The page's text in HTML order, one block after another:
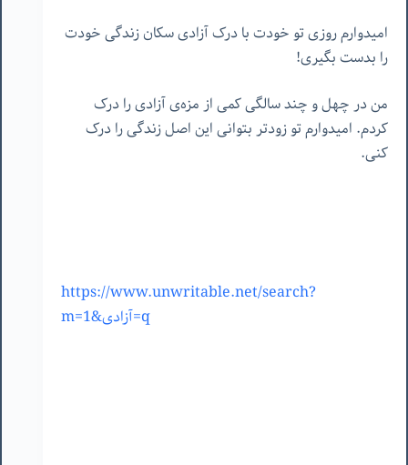
امیدوارم روزی تو خودت با درک آزادی سکان زندگی خودت
را بدست بگیری!
من در چهل و چند سالگی کمی از مزه‌ی آزادی را درک
کردم. امیدوارم تو زودتر بتوانی این اصل زندگی را درک
کنی.
https://www.unwritable.net/search?
q=آزادی&m=1